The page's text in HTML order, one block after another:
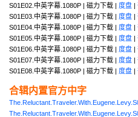
S01E02.中英字幕.1080P | 磁力下载 | 度盘
S01E03.中英字幕.1080P | 磁力下载 | 度盘
S01E04.中英字幕.1080P | 磁力下载 | 度盘
S01E05.中英字幕.1080P | 磁力下载 | 度盘
S01E06.中英字幕.1080P | 磁力下载 | 度盘
S01E07.中英字幕.1080P | 磁力下载 | 度盘
S01E08.中英字幕.1080P | 磁力下载 | 度盘
合辑内置官方中字